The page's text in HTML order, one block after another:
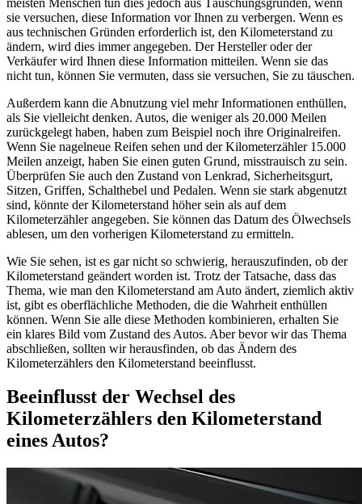
sie versuchen, diese Information vor Ihnen zu verbergen. Wenn es
aus technischen Gründen erforderlich ist, den Kilometerstand zu
ändern, wird dies immer angegeben. Der Hersteller oder der
Verkäufer wird Ihnen diese Information mitteilen. Wenn sie das
nicht tun, können Sie vermuten, dass sie versuchen, Sie zu täuschen.
Außerdem kann die Abnutzung viel mehr Informationen enthüllen,
als Sie vielleicht denken. Autos, die weniger als 20.000 Meilen
zurückgelegt haben, haben zum Beispiel noch ihre Originalreifen.
Wenn Sie nagelneue Reifen sehen und der Kilometerzähler 15.000
Meilen anzeigt, haben Sie einen guten Grund, misstrauisch zu sein.
Überprüfen Sie auch den Zustand von Lenkrad, Sicherheitsgurt,
Sitzen, Griffen, Schalthebel und Pedalen. Wenn sie stark abgenutzt
sind, könnte der Kilometerstand höher sein als auf dem
Kilometerzähler angegeben. Sie können das Datum des Ölwechsels
ablesen, um den vorherigen Kilometerstand zu ermitteln.
Wie Sie sehen, ist es gar nicht so schwierig, herauszufinden, ob der
Kilometerstand geändert worden ist. Trotz der Tatsache, dass das
Thema, wie man den Kilometerstand am Auto ändert, ziemlich aktiv
ist, gibt es oberflächliche Methoden, die die Wahrheit enthüllen
können. Wenn Sie alle diese Methoden kombinieren, erhalten Sie
ein klares Bild vom Zustand des Autos. Aber bevor wir das Thema
abschließen, sollten wir herausfinden, ob das Ändern des
Kilometerzählers den Kilometerstand beeinflusst.
Beeinflusst der Wechsel des
Kilometerzählers den Kilometerstand
eines Autos?